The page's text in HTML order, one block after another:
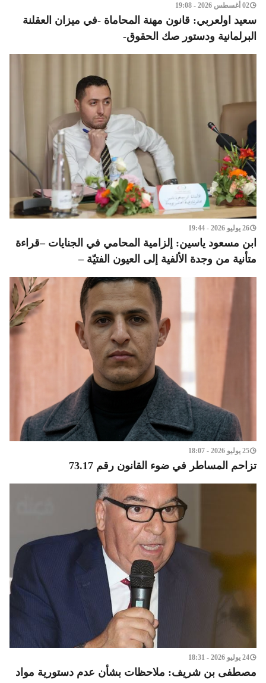
02 أغسطس 2026 - 19:08
سعيد اولعربي: قانون مهنة المحاماة -في ميزان العقلنة
البرلمانية ودستور صك الحقوق-
26 يوليو 2026 - 19:44
ابن مسعود ياسين: إلزامية المحامي في الجنايات –قراءة
متأنية من وجدة الألفية إلى العيون الفتيّة –
25 يوليو 2026 - 18:07
تزاحم المساطر في ضوء القانون رقم 73.17
24 يوليو 2026 - 18:31
مصطفى بن شريف: ملاحظات بشأن عدم دستورية مواد